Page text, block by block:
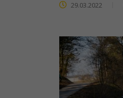
29.03.2022